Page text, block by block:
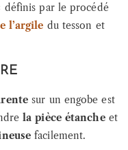
définis par le procédé
l’argile du tesson et
sur un engobe est
la pièce étancheet
facilement.